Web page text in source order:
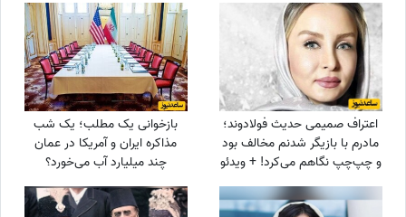
اعتراف صمیمی حدیث فولادوند؛
مادرم با بازیگر شدنم مخالف بود
و چپ‌چپ نگاهم می‌کرد! + ویدئو
بازخوانی یک مطلب؛ یک شب
مذاکره ایران و آمریکا در عمان
چند میلیارد آب می‌خورد؟